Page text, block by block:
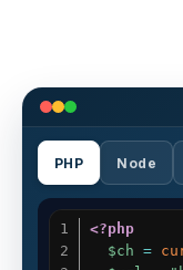
PHP Node